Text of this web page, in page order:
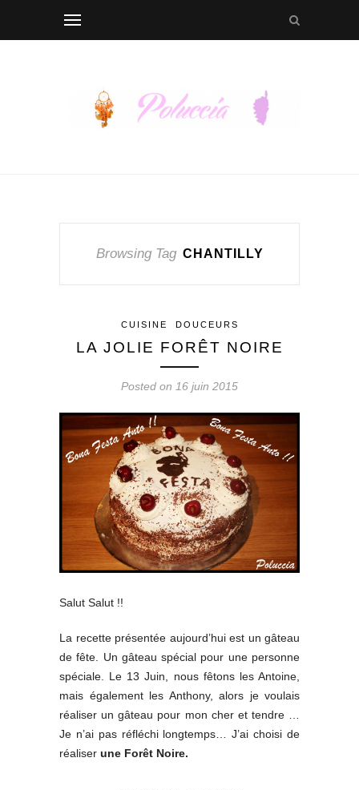
Browsing Tag CHANTILLY
CUISINE DOUCEURS
LA JOLIE FORÊT NOIRE
Posted on 16 juin 2015
Salut Salut !!
La recette présentée aujourd’hui est un gâteau
de fête. Un gâteau spécial pour une personne
spéciale. Le 13 Juin, nous fêtons les Antoine,
mais également les Anthony, alors je voulais
réaliser un gâteau pour mon cher et tendre …
Je n’ai pas réfléchi longtemps… J’ai choisi de
réaliser une Forêt Noire.